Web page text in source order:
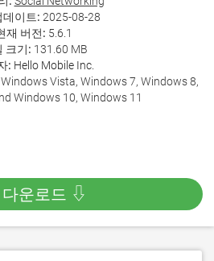
데이트: 2025-08-28
재 버전: 5.6.1
크기: 131.60 MB
: Hello Mobile Inc.
Vista, Windows 7, Windows 8,
Windows 10, Windows 11
다운로드 ⇩